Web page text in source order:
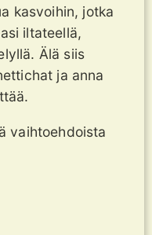
kasvoihin, jotka
iltateellä,
Älä siis
ja anna
vaihtoehdoista